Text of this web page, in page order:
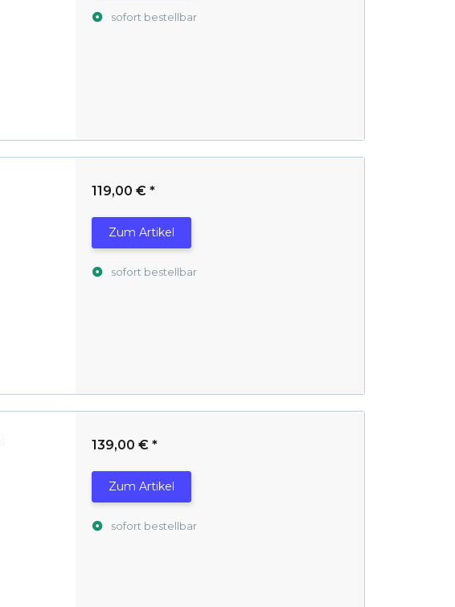
sofort bestellbar
119,00 € *
Zum Artikel
sofort bestellbar
139,00 € *
Zum Artikel
sofort bestellbar